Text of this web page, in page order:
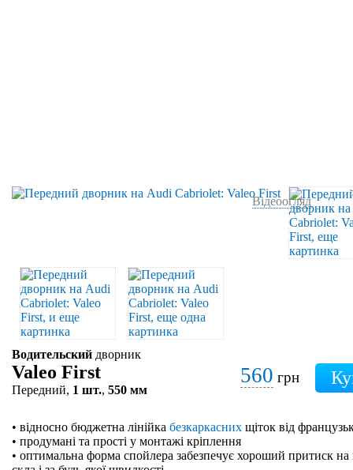
Відеоогляд
Водительский дворник
Valeo First
Передний, 1 шт., 550 мм
560 грн
• відносно бюджетна лінійка безкаркасних щіток від
• продумані та прості у монтажі кріплення
• оптимальна форма спойлера забезпечує хороший притиск на